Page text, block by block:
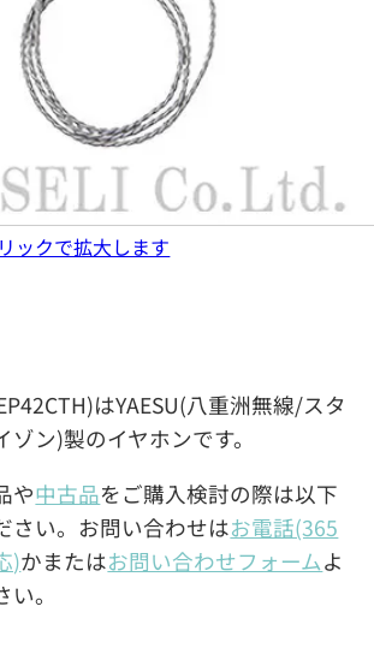
はYAESU(八重洲無線/スタ
ン)製のイヤホンです。
や中古品をご購入検討の際は以下
さい。お問い合わせはお電話(365
)かまたはお問い合わせフォームよ
。
ックで拡大します